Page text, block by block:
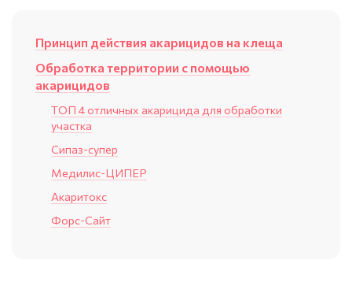
Принцип действия акарицидов на клеща
Обработка территории с помощью
акарицидов
ТОП 4 отличных акарицида для обработки
участка
Сипаз-супер
Медилис-ЦИПЕР
Акаритокс
Форс-Сайт